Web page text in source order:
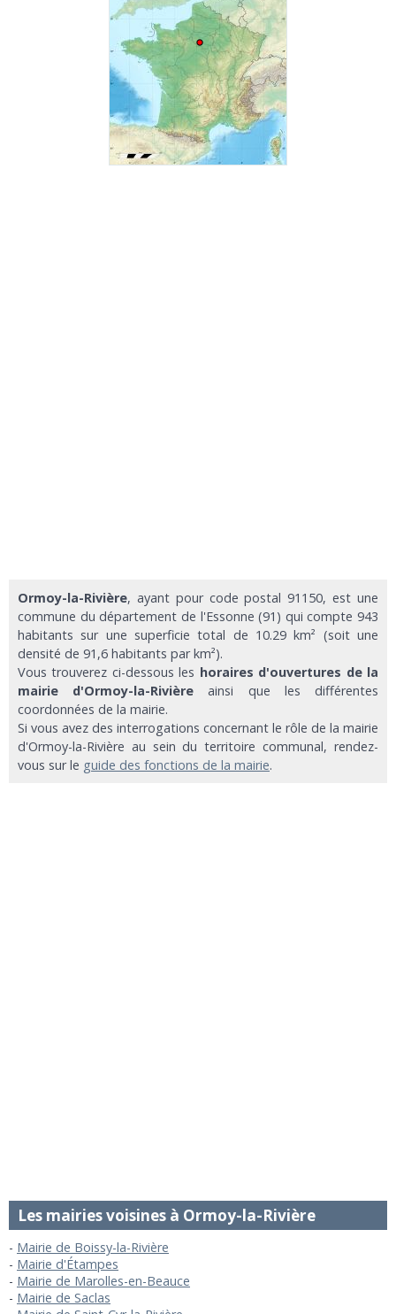
Ormoy-la-Rivière, ayant pour code postal 91150, est une
commune du département de l'Essonne (91) qui compte 943
habitants sur une superficie total de 10.29 km² (soit une
densité de 91,6 habitants par km²).
Vous trouverez ci-dessous les horaires d'ouvertures de la
mairie d'Ormoy-la-Rivière ainsi que les différentes
coordonnées de la mairie.
Si vous avez des interrogations concernant le rôle de la mairie
d'Ormoy-la-Rivière au sein du territoire communal, rendez-
vous sur le guide des fonctions de la mairie.
Les mairies voisines à Ormoy-la-Rivière
Mairie de Boissy-la-Rivière
Mairie d'Étampes
Mairie de Marolles-en-Beauce
Mairie de Saclas